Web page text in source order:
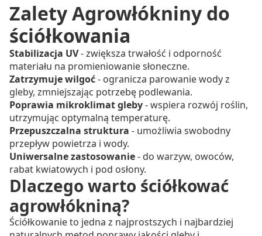
Zalety Agrowłókniny do
ściółkowania
Stabilizacja UV- zwiększa trwałość i odporność
materiału na promieniowanie słoneczne.
Zatrzymuje wilgoć- ogranicza parowanie wody z
gleby, zmniejszając potrzebę podlewania.
Poprawia mikroklimat gleby- wspiera rozwój roślin,
utrzymując optymalną temperaturę.
Przepuszczalna struktura - umożliwia swobodny
przepływ powietrza i wody.
Uniwersalne zastosowanie- do warzyw, owoców,
rabat kwiatowych i pod osłony.
Dlaczego warto ściółkować
agrowłókniną?
Ściółkowanie to jedna z najprostszych i najbardziej